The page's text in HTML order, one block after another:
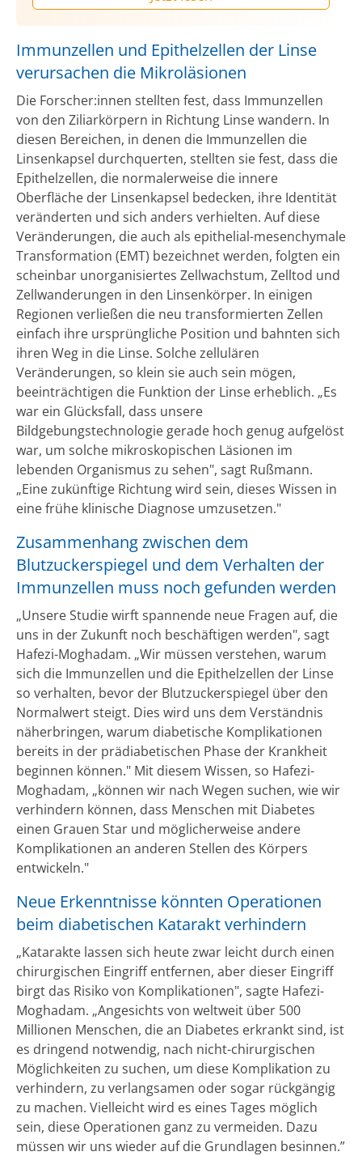
Immunzellen und Epithelzellen der Linse
verursachen die Mikroläsionen
Die Forscher:innen stellten fest, dass Immunzellen
von den Ziliarkörpern in Richtung Linse wandern. In
diesen Bereichen, in denen die Immunzellen die
Linsenkapsel durchquerten, stellten sie fest, dass die
Epithelzellen, die normalerweise die innere
Oberfläche der Linsenkapsel bedecken, ihre Identität
veränderten und sich anders verhielten. Auf diese
Veränderungen, die auch als epithelial-mesenchymale
Transformation (EMT) bezeichnet werden, folgten ein
scheinbar unorganisiertes Zellwachstum, Zelltod und
Zellwanderungen in den Linsenkörper. In einigen
Regionen verließen die neu transformierten Zellen
einfach ihre ursprüngliche Position und bahnten sich
ihren Weg in die Linse. Solche zellulären
Veränderungen, so klein sie auch sein mögen,
beeinträchtigen die Funktion der Linse erheblich. „Es
war ein Glücksfall, dass unsere
Bildgebungstechnologie gerade hoch genug aufgelöst
war, um solche mikroskopischen Läsionen im
lebenden Organismus zu sehen", sagt Rußmann.
„Eine zukünftige Richtung wird sein, dieses Wissen in
eine frühe klinische Diagnose umzusetzen."
Zusammenhang zwischen dem
Blutzuckerspiegel und dem Verhalten der
Immunzellen muss noch gefunden werden
„Unsere Studie wirft spannende neue Fragen auf, die
uns in der Zukunft noch beschäftigen werden", sagt
Hafezi-Moghadam. „Wir müssen verstehen, warum
sich die Immunzellen und die Epithelzellen der Linse
so verhalten, bevor der Blutzuckerspiegel über den
Normalwert steigt. Dies wird uns dem Verständnis
näherbringen, warum diabetische Komplikationen
bereits in der prädiabetischen Phase der Krankheit
beginnen können." Mit diesem Wissen, so Hafezi-
Moghadam, „können wir nach Wegen suchen, wie wir
verhindern können, dass Menschen mit Diabetes
einen Grauen Star und möglicherweise andere
Komplikationen an anderen Stellen des Körpers
entwickeln."
Neue Erkenntnisse könnten Operationen
beim diabetischen Katarakt verhindern
„Katarakte lassen sich heute zwar leicht durch einen
chirurgischen Eingriff entfernen, aber dieser Eingriff
birgt das Risiko von Komplikationen", sagte Hafezi-
Moghadam. „Angesichts von weltweit über 500
Millionen Menschen, die an Diabetes erkrankt sind, ist
es dringend notwendig, nach nicht-chirurgischen
Möglichkeiten zu suchen, um diese Komplikation zu
verhindern, zu verlangsamen oder sogar rückgängig
zu machen. Vielleicht wird es eines Tages möglich
sein, diese Operationen ganz zu vermeiden. Dazu
müssen wir uns wieder auf die Grundlagen besinnen.”